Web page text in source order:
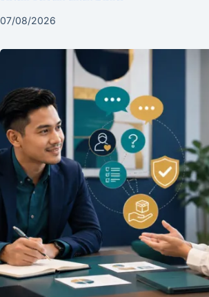
07/08/2026